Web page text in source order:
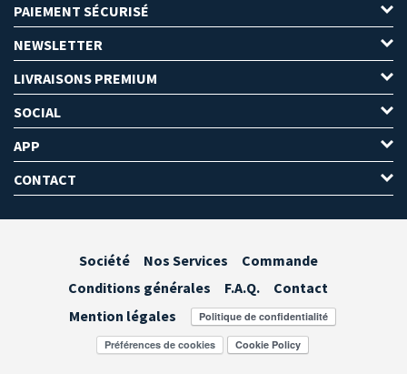
PAIEMENT SÉCURISÉ
NEWSLETTER
LIVRAISONS PREMIUM
SOCIAL
APP
CONTACT
Société Nos Services
Commande
Conditions générales
F.A.Q.
Contact
Mention légales
Préférences de cookies